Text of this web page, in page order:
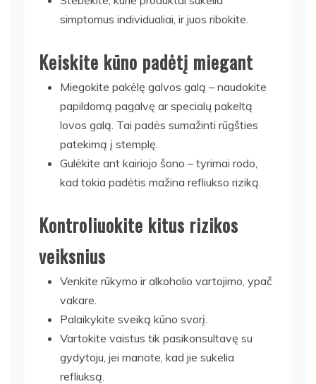
simptomus individualiai, ir juos ribokite.
Keiskite kūno padėtį miegant
Miegokite pakėlę galvos galą – naudokite
papildomą pagalvę ar specialų pakeltą
lovos galą. Tai padės sumažinti rūgšties
patekimą į stemplę.
Gulėkite ant kairiojo šono – tyrimai rodo,
kad tokia padėtis mažina refliukso riziką.
Kontroliuokite kitus rizikos
veiksnius
Venkite rūkymo ir alkoholio vartojimo, ypač
vakare.
Palaikykite sveiką kūno svorį.
Vartokite vaistus tik pasikonsultavę su
gydytoju, jei manote, kad jie sukelia
refliuksą.